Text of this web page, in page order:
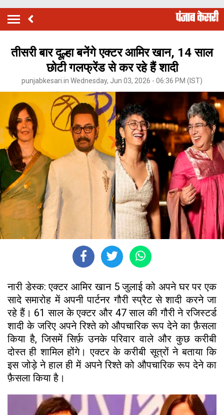
तीसरी बार दूल्हा बनेंगे एक्टर आमिर खान, 14 साल
छोटी गलफ्रेंड से कर रहे हैं शादी
punjabkesari.in Wednesday, Jun 03, 2026 - 06:36 PM (IST)
नारी डेस्क: एक्टर आमिर खान 5 जुलाई को अपने घर पर एक
सादे समारोह में अपनी पार्टनर गौरी स्प्रैट से शादी करने जा
रहे हैं। 61 साल के एक्टर और 47 साल की गौरी ने रजिस्टर्ड
शादी के जरिए अपने रिश्ते को औपचारिक रूप देने का फ़ैसला
किया है, जिसमें सिर्फ़ उनके परिवार वाले और कुछ करीबी
दोस्त ही शामिल होंगे। एक्टर के करीबी सूत्रों ने बताया कि
इस जोड़े ने हाल ही में अपने रिश्ते को औपचारिक रूप देने का
फ़ैसला किया है।